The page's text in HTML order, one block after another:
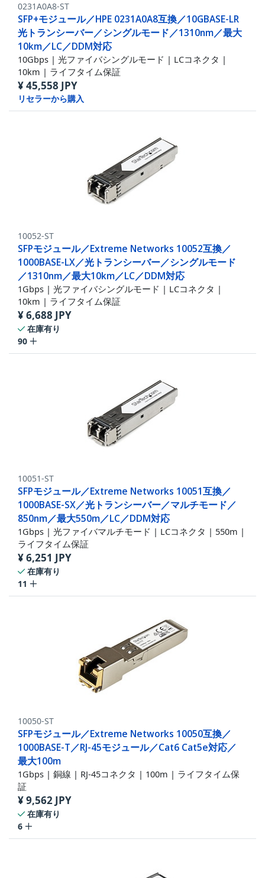
0231A0A8-ST
SFP+モジュール／HPE 0231A0A8互換／10GBASE-LR
光トランシーバー／シングルモード／1310nm／最大
10km／LC／DDM対応
10Gbps | 光ファイバシングルモード | LCコネクタ |
10km | ライフタイム保証
¥45,558 JPY
リセラーから購入
10052-ST
SFPモジュール／Extreme Networks 10052互換／
1000BASE-LX／光トランシーバー／シングルモード
／1310nm／最大10km／LC／DDM対応
1Gbps | 光ファイバシングルモード | LCコネクタ |
10km | ライフタイム保証
¥6,688 JPY
在庫有り
90
10051-ST
SFPモジュール／Extreme Networks 10051互換／
1000BASE-SX／光トランシーバー／マルチモード／
850nm／最大550m／LC／DDM対応
1Gbps | 光ファイバマルチモード | LCコネクタ | 550m |
ライフタイム保証
¥6,251 JPY
在庫有り
11
10050-ST
SFPモジュール／Extreme Networks 10050互換／
1000BASE-T／RJ-45モジュール／Cat6 Cat5e対応／
最大100m
1Gbps | 銅線 | RJ-45コネクタ | 100m | ライフタイム保
証
¥9,562 JPY
在庫有り
6